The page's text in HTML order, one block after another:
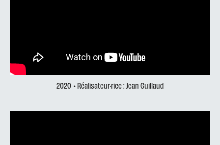
2020 • Réalisateur·rice : Jean Guillaud